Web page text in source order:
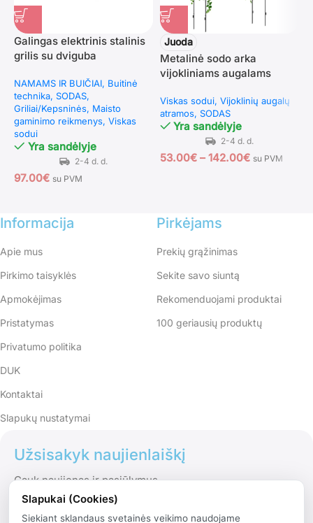
Galingas elektrinis stalinis
grilis su dviguba
plokšte (Juoda)
NAMAMS IR BUIČIAI Buitinė
technika SODAS
Griliai/Kepsninės Maisto
gaminimo reikmenys Viskas
sodui
Yra sandėlyje
97.00€ su PVM
Juoda
Metalinė sodo arka
vijokliniams augalams
Viskas sodui Vijoklinių augalų
atramos SODAS
Yra sandėlyje
53.00€ – 142.00€ su PVM
Informacija
Apie mus
Pirkimo taisyklės
Apmokėjimas
Pristatymas
Privatumo politika
DUK
Kontaktai
Slapukų nustatymai
Pirkėjams
Prekių grąžinimas
Sekite savo siuntą
Rekomenduojami produktai
100 geriausių produktų
Užsisakyk naujienlaiškį
Gauk naujienas ir pasiūlymus
Slapukai (Cookies)
Siekiant sklandaus svetainės veikimo naudojame